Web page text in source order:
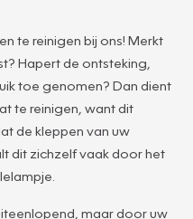
te reinigen bij ons! Merkt
Hapert de ontsteking,
toe genomen? Dan dient
te reinigen, want dit
de kleppen van uw
dit zichzelf vaak door het
maar door uw